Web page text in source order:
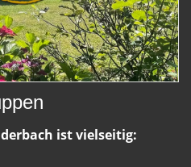
ist vielseitig: